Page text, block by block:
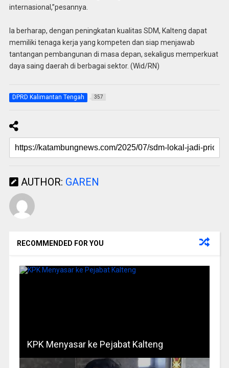
internasional,”pesannya.
Ia berharap, dengan peningkatan kualitas SDM, Kalteng dapat
memiliki tenaga kerja yang kompeten dan siap menjawab
tantangan pembangunan di masa depan, sekaligus memperkuat
daya saing daerah di berbagai sektor. (Wid/RN)
DPRD Kalimantan Tengah 357
AUTHOR: GAREN
RECOMMENDED FOR YOU
KPK Menyasar ke Pejabat Kalteng